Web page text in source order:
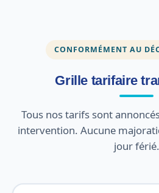
CONFORMÉMENT AU
Grille tarifaire
Tous nos tarifs sont
intervention. Aucune
jour férié.